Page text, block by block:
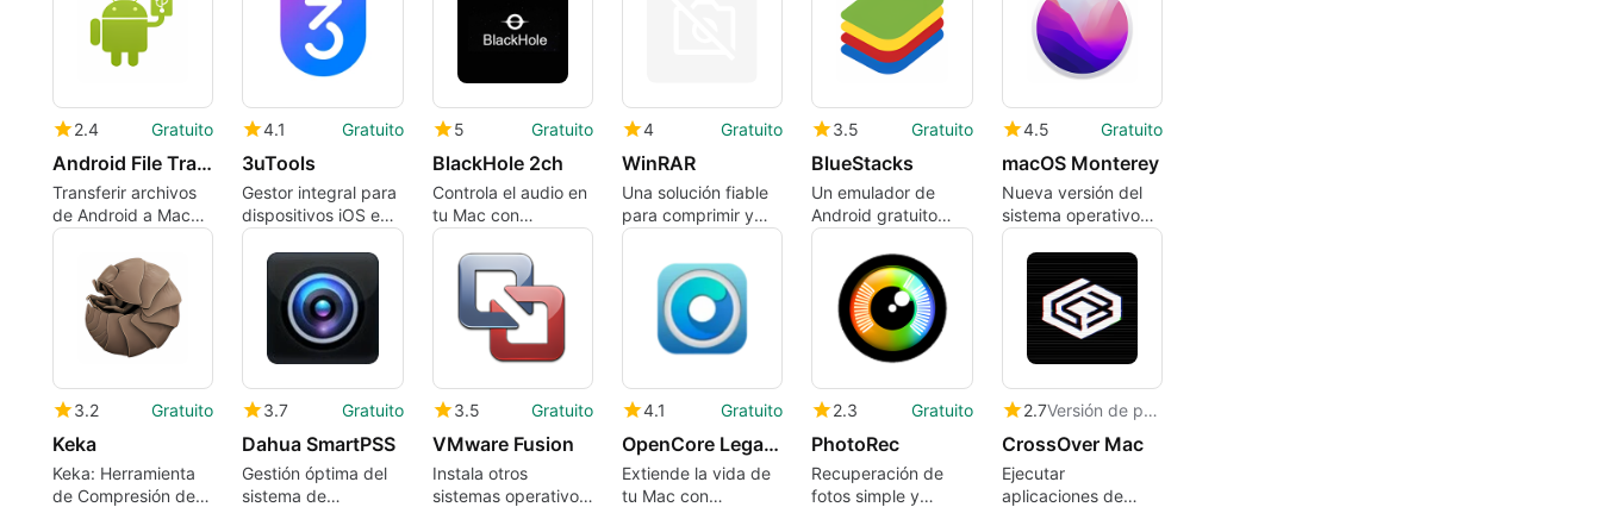
2.4 Gratuito
Android File Transfer - Quickshare
Transferir archivos
de Android a Mac
con facilidad
4.1 Gratuito
3uTools
Gestor integral para
dispositivos iOS en
Mac
5 Gratuito
BlackHole 2ch
Controla el audio en
tu Mac con
BlackHole 2ch
4 Gratuito
WinRAR
Una solución fiable
para comprimir y
descomprimir
archivos
3.5 Gratuito
BlueStacks
Un emulador de
Android gratuito
para jugar a juegos
4.5 Gratuito
macOS Monterey
Nueva versión del
sistema operativo
macOS de Apple
3.2 Gratuito
Keka
Keka: Herramienta
de Compresión de
3.7 Gratuito
Dahua SmartPSS
Gestión óptima del
sistema de
3.5 Gratuito
VMware Fusion
Instala otros
sistemas operativos
4.1 Gratuito
OpenCore Legacy Patcher
Extiende la vida de
tu Mac con
2.3 Gratuito
PhotoRec
Recuperación de
fotos simple y
2.7 Versión de prueba
CrossOver Mac
Ejecutar
aplicaciones de